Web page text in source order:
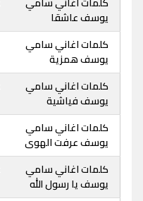
يوسف عاشقا
كلمات اغاني سامي
يوسف همزية
كلمات اغاني سامي
يوسف فياشية
كلمات اغاني سامي
يوسف عرفت الهوى
كلمات اغاني سامي
يوسف يا رسول الله